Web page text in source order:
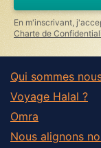
ignore
this
field
En m'inscrivant,
Charte de
Qui sommes
Voyage Halal ?
Omra
Nous alignons